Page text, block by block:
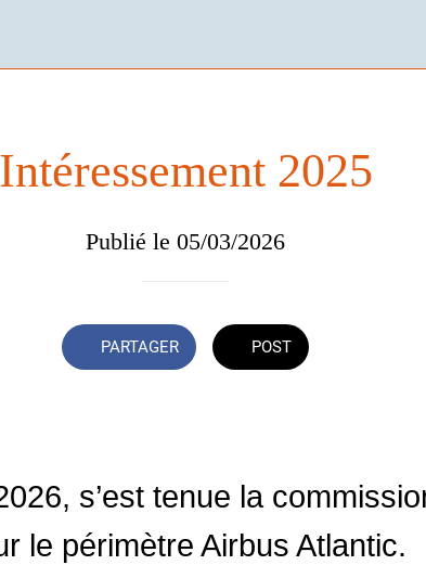
Intéressement 2025
Publié le 05/03/2026
PARTAGER POST
s’est tenue la
le périmètre Airbus Atlantic.